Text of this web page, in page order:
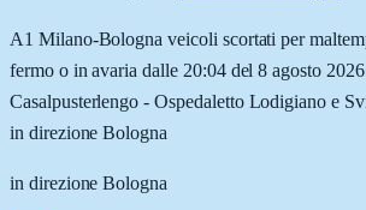
A1 Milano-Bologna veicoli scortati per
fermo o in avaria dalle 20:04 del 8 agosto
Casalpusterlengo - Ospedaletto Lodigiano e
in direzione Bologna
in direzione Bologna